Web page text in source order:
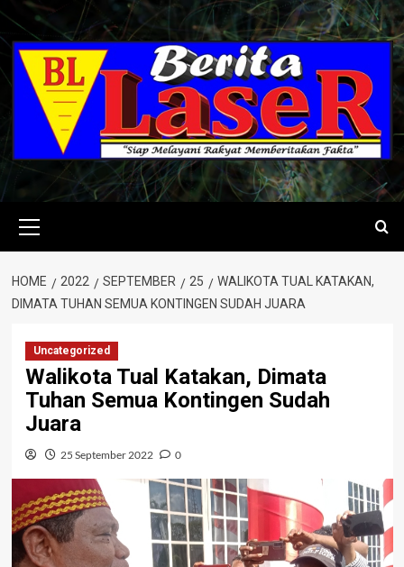
Skip
to
content
Menu
HOME 2022 SEPTEMBER 25
WALIKOTA TUAL KATAKAN,
DIMATA TUHAN SEMUA KONTINGEN SUDAH JUARA
Uncategorized
Walikota Tual Katakan, Dimata
Tuhan Semua Kontingen Sudah
Juara
25 September 2022 0